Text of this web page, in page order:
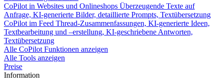
CoPilot in Websites und Onlineshops Überzeugende Texte auf
Anfrage, KI-generierte Bilder, detaillierte Prompts, Textübersetzung
CoPilot im Feed Thread-Zusammenfassungen, KI-generierte Ideen,
Textbearbeitung und –erstellung, KI-geschriebene Antworten,
Textübersetzung
Alle CoPilot Funktionen anzeigen
Alle Tools anzeigen
Preise
Information